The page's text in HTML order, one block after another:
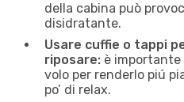
della cabina può
disidratante.
Usare cuffie o tappi
riposare: è
volo per renderlo piú
po’ di relax.